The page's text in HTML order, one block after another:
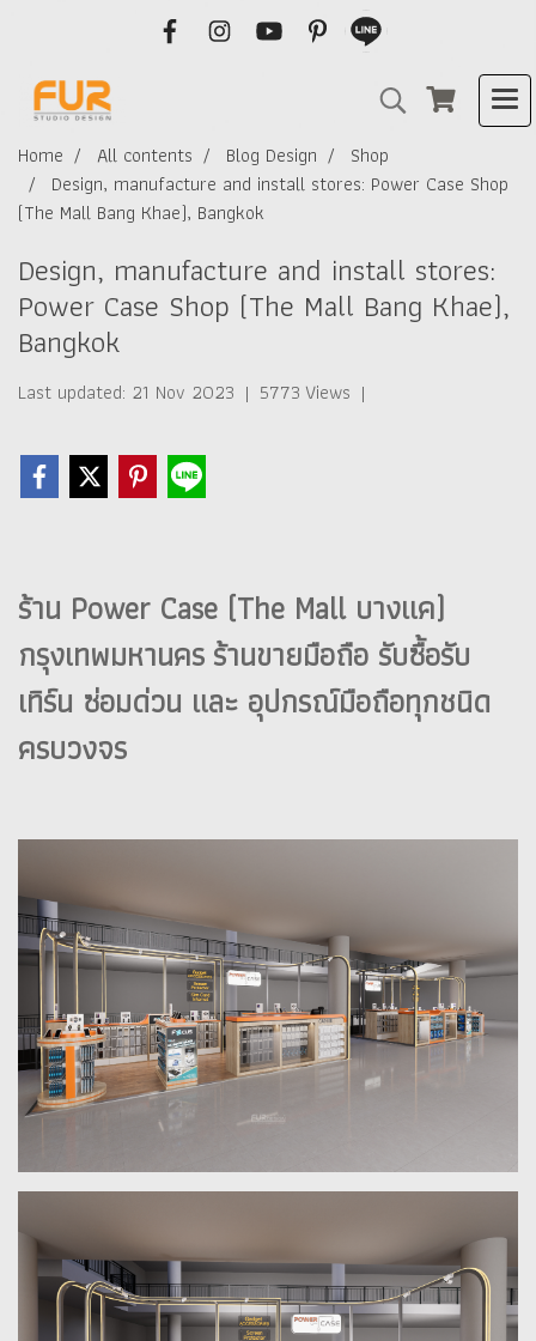
Home All contents Blog Design
Shop
Design, manufacture and install stores: Power Case Shop
(The Mall Bang Khae), Bangkok
Design, manufacture and install stores:
Power Case Shop (The Mall Bang Khae),
Bangkok
Last updated: 21 Nov 2023 | 5773 Views |
ร้าน Power Case (The Mall บางแค)
กรุงเทพมหานคร ร้านขายมือถือ รับซื้อรับ
เทิร์น ซ่อมด่วน และ อุปกรณ์มือถือทุกชนิด
ครบวงจร